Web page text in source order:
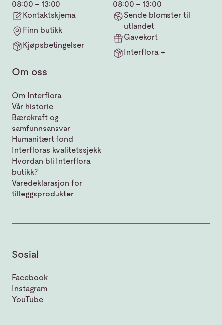
08:00 - 13:00
Kontaktskjema
Finn butikk
Kjøpsbetingelser
08:00 - 13:00
Sende blomster til
utlandet
Gavekort
Interflora +
Om oss
Om Interflora
Vår historie
Bærekraft og
samfunnsansvar
Humanitært fond
Interfloras kvalitetssjekk
Hvordan bli Interflora
butikk?
Varedeklarasjon for
tilleggsprodukter
Sosial
Facebook
Instagram
YouTube